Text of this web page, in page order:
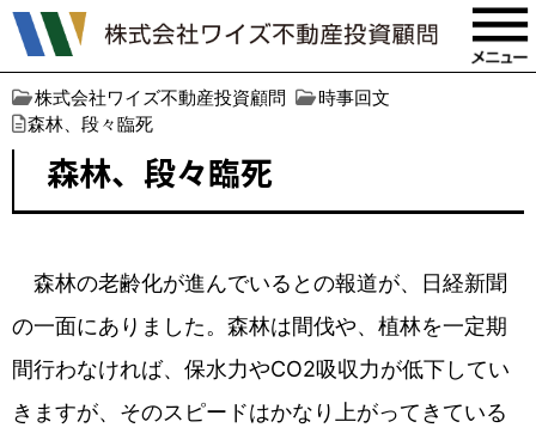
株式会社ワイズ不動産投資顧問
時事回文
森林、段々臨死
森林、段々臨死
森林の老齢化が進んでいるとの報道が、日経新聞
の一面にありました。森林は間伐や、植林を一定期
間行わなければ、保水力やCO2吸収力が低下してい
きますが、そのスピードはかなり上がってきている